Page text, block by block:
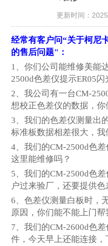
更新时间：
经常有客户问“关于柯尼
的售后问题"：
1、你们公司能维修美能
2500d色差仪提示ER05闪
2、我公司有一台CM-
想校正色差仪的数据，你
3、我们的色差仪测量出
标准板数据相差很大，我
4、我们的CM-2500d色
这里能维修吗？
5、我们的CM-2500d色
户过来验厂，还要提供色
6、色差仪测量白板时，
原因，你们能不能上门帮
7、我们的CM-2600d色
件，今天早上还能连接，